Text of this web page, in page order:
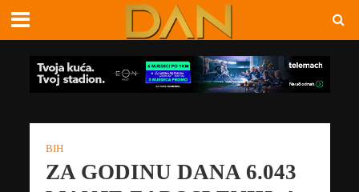
BIH
ZA GODINU DANA 6.043